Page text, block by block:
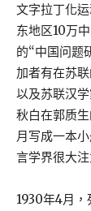
文字拉丁化
东地区10万
的“中国问题
加者有在苏
以及苏联汉
秋白在郭质
月写成一本
言学界很大注
1930年4月，